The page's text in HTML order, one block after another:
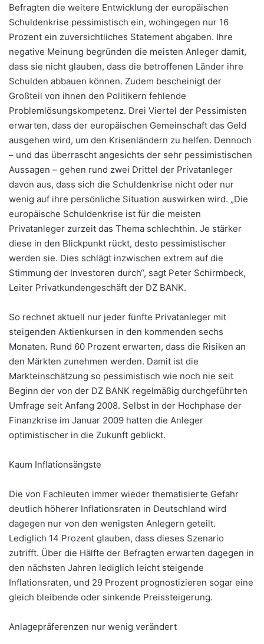
Befragten die weitere Entwicklung der europäischen
Schuldenkrise pessimistisch ein, wohingegen nur 16
Prozent ein zuversichtliches Statement abgaben. Ihre
negative Meinung begründen die meisten Anleger damit,
dass sie nicht glauben, dass die betroffenen Länder ihre
Schulden abbauen können. Zudem bescheinigt der
Großteil von ihnen den Politikern fehlende
Problemlösungskompetenz. Drei Viertel der Pessimisten
erwarten, dass der europäischen Gemeinschaft das Geld
ausgehen wird, um den Krisenländern zu helfen. Dennoch
– und das überrascht angesichts der sehr pessimistischen
Aussagen – gehen rund zwei Drittel der Privatanleger
davon aus, dass sich die Schuldenkrise nicht oder nur
wenig auf ihre persönliche Situation auswirken wird. „Die
europäische Schuldenkrise ist für die meisten
Privatanleger zurzeit das Thema schlechthin. Je stärker
diese in den Blickpunkt rückt, desto pessimistischer
werden sie. Dies schlägt inzwischen extrem auf die
Stimmung der Investoren durch“, sagt Peter Schirmbeck,
Leiter Privatkundengeschäft der DZ BANK.
So rechnet aktuell nur jeder fünfte Privatanleger mit
steigenden Aktienkursen in den kommenden sechs
Monaten. Rund 60 Prozent erwarten, dass die Risiken an
den Märkten zunehmen werden. Damit ist die
Markteinschätzung so pessimistisch wie noch nie seit
Beginn der von der DZ BANK regelmäßig durchgeführten
Umfrage seit Anfang 2008. Selbst in der Hochphase der
Finanzkrise im Januar 2009 hatten die Anleger
optimistischer in die Zukunft geblickt.
Kaum Inflationsängste
Die von Fachleuten immer wieder thematisierte Gefahr
deutlich höherer Inflationsraten in Deutschland wird
dagegen nur von den wenigsten Anlegern geteilt.
Lediglich 14 Prozent glauben, dass dieses Szenario
zutrifft. Über die Hälfte der Befragten erwarten dagegen in
den nächsten Jahren lediglich leicht steigende
Inflationsraten, und 29 Prozent prognostizieren sogar eine
gleich bleibende oder sinkende Preissteigerung.
Anlagepräferenzen nur wenig verändert